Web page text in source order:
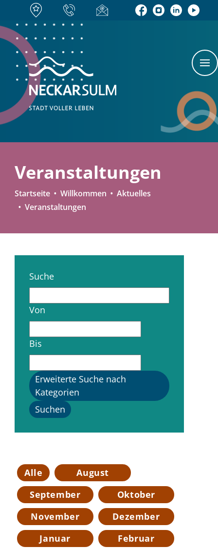
Veranstaltungen
Startseite Willkommen
Aktuelles
Veranstaltungen
Suche
Von
Bis
Erweiterte Suche nach
Kategorien
Alle
August
September
Oktober
November
Dezember
Januar
Februar